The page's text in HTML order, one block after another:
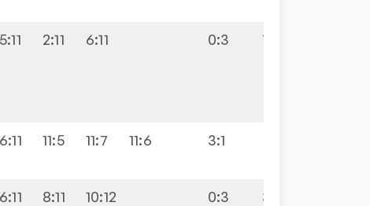
5:11 2:11 6:11 0:3 7:3
6:11 11:5 11:7 11:6 3:1
6:11 8:11 10:12 0:3 3:7